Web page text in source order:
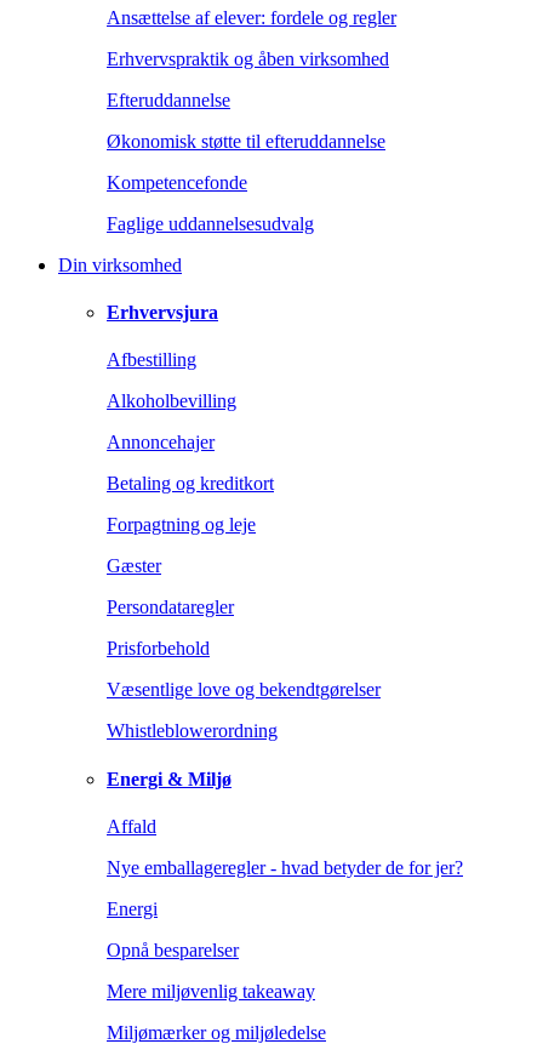
Ansættelse af elever: fordele og regler
Erhvervspraktik og åben virksomhed
Efteruddannelse
Økonomisk støtte til efteruddannelse
Kompetencefonde
Faglige uddannelsesudvalg
Din virksomhed
Erhvervsjura
Afbestilling
Alkoholbevilling
Annoncehajer
Betaling og kreditkort
Forpagtning og leje
Gæster
Persondataregler
Prisforbehold
Væsentlige love og bekendtgørelser
Whistleblowerordning
Energi & Miljø
Affald
Nye emballageregler - hvad betyder de for jer?
Energi
Opnå besparelser
Mere miljøvenlig takeaway
Miljømærker og miljøledelse